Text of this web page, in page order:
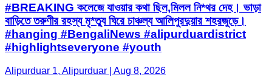
#BREAKING কলেজে যাওয়ার কথা ছিল,মিলল নি*থর দেহ। ভাড়া
বাড়িতে তরুণীর রহস্য মৃ*ত্যু ঘিরে চাঞ্চল্য আলিপুরদুয়ার শহরজুড়ে।
#hanging #BengaliNews #alipurduardistrict
#highlightseveryone #youth
Alipurduar 1, Alipurduar | Aug 8, 2026